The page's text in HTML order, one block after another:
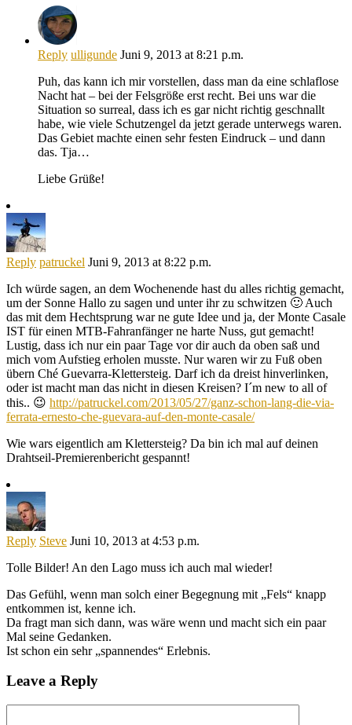
Reply ulligunde Juni 9, 2013 at 8:21 p.m.
Puh, das kann ich mir vorstellen, dass man da eine schlaflose
Nacht hat – bei der Felsgröße erst recht. Bei uns war die
Situation so surreal, dass ich es gar nicht richtig geschnallt
habe, wie viele Schutzengel da jetzt gerade unterwegs waren.
Das Gebiet machte einen sehr festen Eindruck – und dann
das. Tja…
Liebe Grüße!
Reply patruckel Juni 9, 2013 at 8:22 p.m.
Ich würde sagen, an dem Wochenende hast du alles richtig gemacht,
um der Sonne Hallo zu sagen und unter ihr zu schwitzen 🙂 Auch
das mit dem Hechtsprung war ne gute Idee und ja, der Monte Casale
IST für einen MTB-Fahranfänger ne harte Nuss, gut gemacht!
Lustig, dass ich nur ein paar Tage vor dir auch da oben saß und
mich vom Aufstieg erholen musste. Nur waren wir zu Fuß oben
übern Ché Guevarra-Klettersteig. Darf ich da dreist hinverlinken,
oder ist macht man das nicht in diesen Kreisen? I´m new to all of
this.. 😉 http://patruckel.com/2013/05/27/ganz-schon-lang-die-via-
ferrata-ernesto-che-guevara-auf-den-monte-casale/
Wie wars eigentlich am Klettersteig? Da bin ich mal auf deinen
Drahtseil-Premierenbericht gespannt!
Reply Steve Juni 10, 2013 at 4:53 p.m.
Tolle Bilder! An den Lago muss ich auch mal wieder!
Das Gefühl, wenn man solch einer Begegnung mit „Fels“ knapp
entkommen ist, kenne ich.
Da fragt man sich dann, was wäre wenn und macht sich ein paar
Mal seine Gedanken.
Ist schon ein sehr „spannendes“ Erlebnis.
Leave a Reply